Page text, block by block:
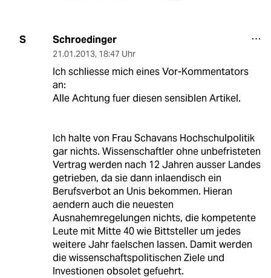
S Schroedinger
21.01.2013, 18:47 Uhr
Ich schliesse mich eines Vor-Kommentators
an:
Alle Achtung fuer diesen sensiblen Artikel.
Ich halte von Frau Schavans Hochschulpolitik
gar nichts. Wissenschaftler ohne unbefristeten
Vertrag werden nach 12 Jahren ausser Landes
getrieben, da sie dann inlaendisch ein
Berufsverbot an Unis bekommen. Hieran
aendern auch die neuesten
Ausnahemregelungen nichts, die kompetente
Leute mit Mitte 40 wie Bittsteller um jedes
weitere Jahr faelschen lassen. Damit werden
die wissenschaftspolitischen Ziele und
Investionen obsolet gefuehrt.